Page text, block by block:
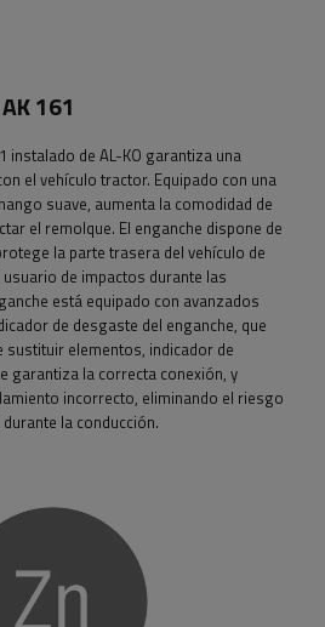
161
instalado de AL-KO garantiza una
el vehículo tractor. Equipado con una
suave, aumenta la comodidad de
el remolque. El enganche dispone de
la parte trasera del vehículo de
de impactos durante las
está equipado con avanzados
de desgaste del enganche, que
sustituir elementos, indicador de
garantiza la correcta conexión, y
incorrecto, eliminando el riesgo
la conducción.